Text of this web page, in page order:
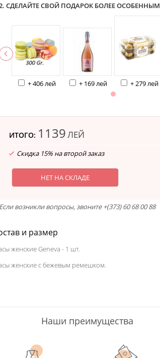
СДЕЛАЙТЕ СВОЙ ПОДАРОК БОЛЕЕ ОСОБЕННЫМ
+ 406 лей + 169 лей + 279 лей
ИТОГО: 1139ЛЕЙ
Скидка 15% на второй заказ
НЕТ НА СКЛАДЕ
возникли вопросы, звоните +(373) 60 68 00 88
и размер
женские Geneva - 1 шт.
женские c бежевым ремешком.
Наши преимущества